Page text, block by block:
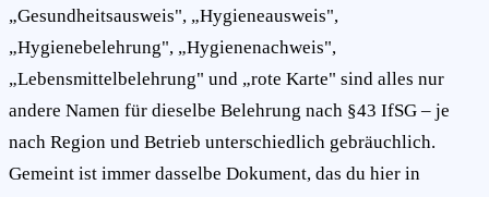
„Gesundheitsausweis", „Hygieneausweis",
„Hygienebelehrung", „Hygienenachweis",
„Lebensmittelbelehrung" und „rote Karte" sind alles nur
andere Namen für dieselbe Belehrung nach §43 IfSG – je
nach Region und Betrieb unterschiedlich gebräuchlich.
Gemeint ist immer dasselbe Dokument, das du hier in